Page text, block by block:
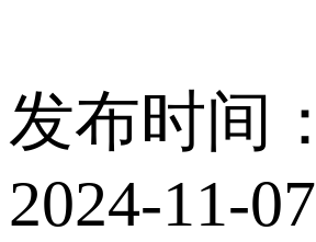
发布时间：
2024-11-07